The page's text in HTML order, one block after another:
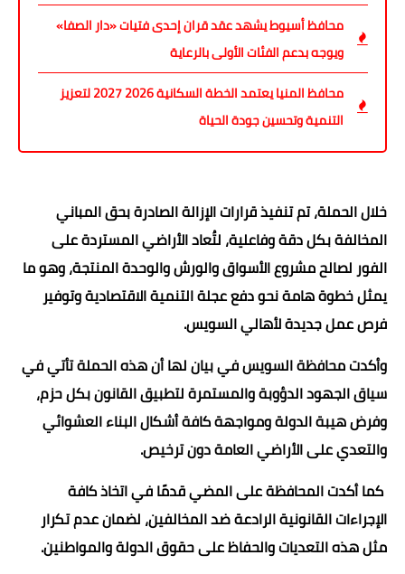
محافظ أسيوط يشهد عقد قران إحدى فتيات «دار الصفا»
ويوجه بدعم الفئات الأولى بالرعاية
محافظ المنيا يعتمد الخطة السكانية 2026 2027 لتعزيز
التنمية وتحسين جودة الحياة
خلال الحملة، تم تنفيذ قرارات الإزالة الصادرة بحق المباني
المخالفة بكل دقة وفاعلية، لتُعاد الأراضي المستردة على
الفور لصالح مشروع الأسواق والورش والوحدة المنتجة، وهو ما
يمثل خطوة هامة نحو دفع عجلة التنمية الاقتصادية وتوفير
فرص عمل جديدة لأهالي السويس.
وأكدت محافظة السويس في بيان لها أن هذه الحملة تأتي في
سياق الجهود الدؤوبة والمستمرة لتطبيق القانون بكل حزم،
وفرض هيبة الدولة ومواجهة كافة أشكال البناء العشوائي
والتعدي على الأراضي العامة دون ترخيص.
كما أكدت المحافظة على المضي قدمًا في اتخاذ كافة
الإجراءات القانونية الرادعة ضد المخالفين، لضمان عدم تكرار
مثل هذه التعديات والحفاظ على حقوق الدولة والمواطنين.